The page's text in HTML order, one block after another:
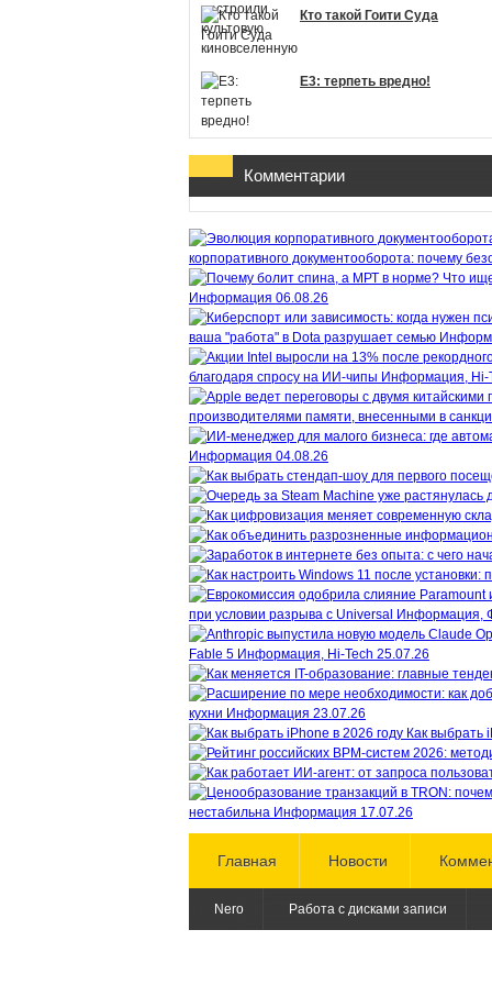
Кто такой Гоити Суда
E3: терпеть вредно!
Комментарии
корпоративного документооборота: почему
Информация 06.08.26
ваша "работа" в Dota разрушает семью
благодаря спросу на ИИ-чипы Информация, Hi-
производителями памяти, внесенными в
Информация 04.08.26
при условии разрыва с Universal Информация,
Fable 5 Информация, Hi-Tech 25.07.26
кухни Информация 23.07.26
Как выбрать
нестабильна Информация 17.07.26
Главная Новости
Nero Работа с дисками записи